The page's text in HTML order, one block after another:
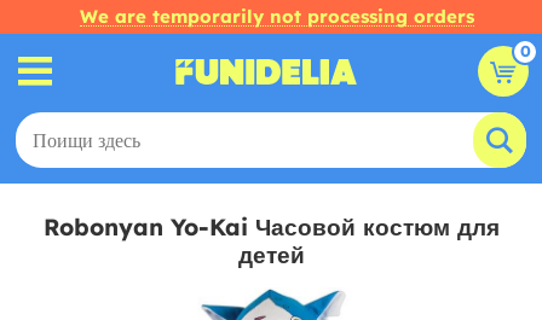
We are temporarily not processing orders
0
Robonyan Yo-Kai Часовой костюм для
детей